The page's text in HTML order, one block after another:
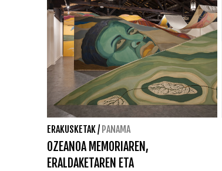
ERAKUSKETAK/ PANAMA
OZEANOA MEMORIAREN,
ERALDAKETAREN ETA